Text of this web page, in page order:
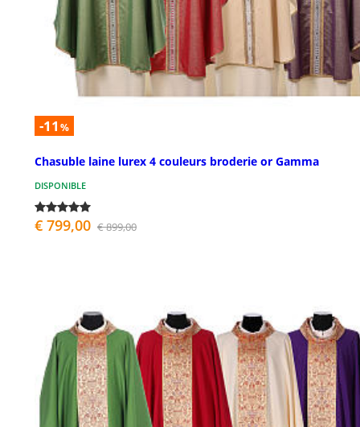
-11 %
Chasuble laine lurex 4 couleurs broderie or Gamma
DISPONIBLE
€ 799,00 € 899,00